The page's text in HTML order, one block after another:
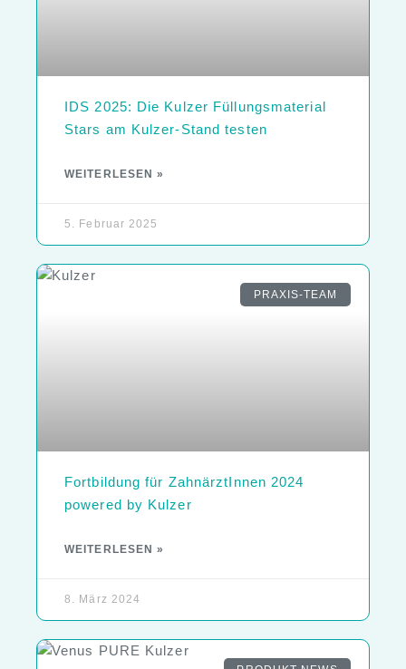
IDS 2025: Die Kulzer Füllungsmaterial
Stars am Kulzer-Stand testen
WEITERLESEN »
5. Februar 2025
PRAXIS-TEAM
Fortbildung für ZahnärztInnen 2024
powered by Kulzer
WEITERLESEN »
8. März 2024